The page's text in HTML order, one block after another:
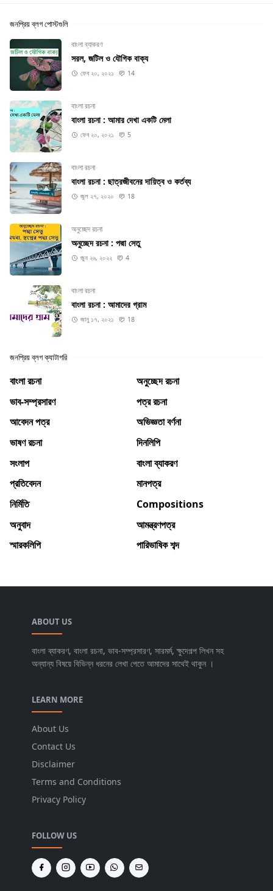
জনপ্রিয় ব্লগ পোস্টগুলি
বাংলা ব্যাকরণ
সরল, জটিল ও যৌগিক বাক্য
ফেব ২০, ২০২১ 14
বাংলা রচনা
বাংলা রচনা : আমার দেখা একটি মেলা
ফেব ২০, ২০২১ 5
বাংলা রচনা
বাংলা রচনা : ছাত্রজীবনের দায়িত্ব ও কর্তব্য
জুল ২৭, ২০২০ 18
অনুচ্ছেদ রচনা
অনুচ্ছেদ রচনা : পদ্মা সেতু
জুন ২৬, ২০২২ 4
বাংলা রচনা
বাংলা রচনা : আমাদের গ্রাম
জানু ১৭, ২০২১ 18
জনপ্রিয় ব্লগ ক্যাটাগরি
বাংলা রচনা
অনুচ্ছেদ রচনা
ভাব-সম্প্রসারণ
পত্র রচনা
আবেদন পত্র
অভিজ্ঞতা বর্ণনা
ভাষণ রচনা
দিনলিপি
সংলাপ
বাংলা ব্যাকরণ
প্রতিবেদন
মানপত্র
নির্মিতি
Compositions
অনুবাদ
আমন্ত্রণপত্র
স্মারকলিপি
পারিভাষিক শব্দ
ABOUT US
বাংলা ব্যাকরণ, বাংলা রচনা, ভাব-সম্প্রসারণ, সারমর্ম, ক্ষুদেগল্প লিখন সহ
অন্যান্য বিষয়ে বিভিন্ন ধরনের লেখা পেতে আমাদের সাথেই থাকুন ।
LEARN MORE
About Us
Contact Us
Disclaimer
Terms and Conditions
Privacy Policy
FOLLOW US